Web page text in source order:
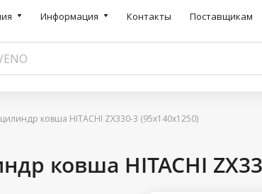
Информация Контакты Поставщикам
ковша HITACHI ZX330-3 (95x140x1250)
ковша HITACHI